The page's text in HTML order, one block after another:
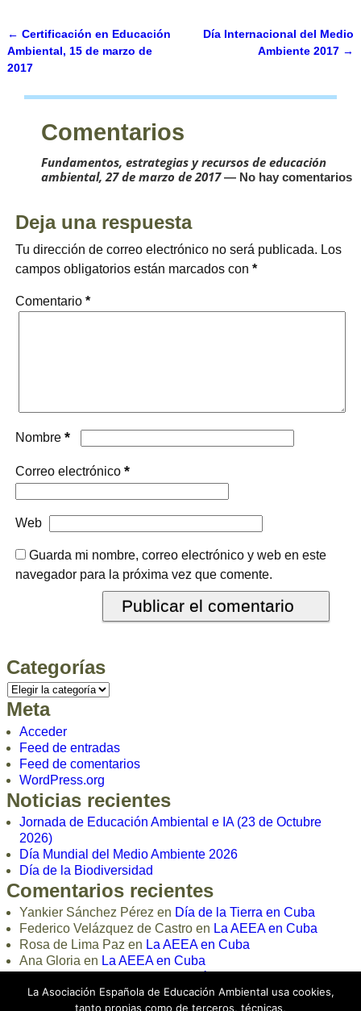
Navegación de entradas
← Certificación en Educación
Ambiental, 15 de marzo de
2017
Día Internacional del Medio
Ambiente 2017 →
Comentarios
Fundamentos, estrategias y recursos de educación
ambiental, 27 de marzo de 2017— No hay comentarios
Deja una respuesta
Tu dirección de correo electrónico no será publicada. Los
campos obligatorios están marcados con *
Comentario *
Nombre *
Correo electrónico *
Web
Guarda mi nombre, correo electrónico y web en este
navegador para la próxima vez que comente.
Categorías
Meta
Acceder
Feed de entradas
Feed de comentarios
WordPress.org
Noticias recientes
Jornada de Educación Ambiental e IA (23 de Octubre
2026)
Día Mundial del Medio Ambiente 2026
Día de la Biodiversidad
Comentarios recientes
Yankier Sánchez Pérez en Día de la Tierra en Cuba
Federico Velázquez de Castro en La AEEA en Cuba
Rosa de Lima Paz en La AEEA en Cuba
Ana Gloria en La AEEA en Cuba
La Asociación Española de Educación Ambiental usa cookies,
tanto propias como de terceros, técnicas,